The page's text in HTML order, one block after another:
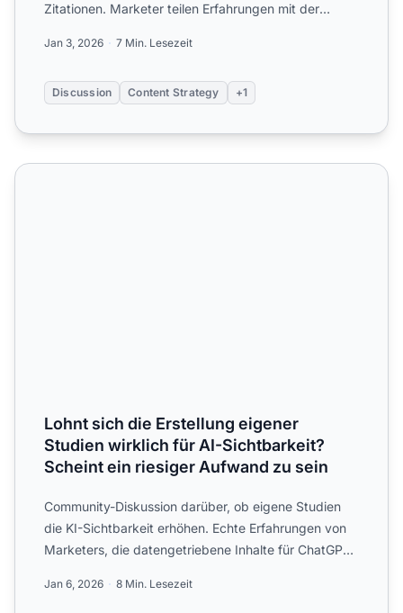
Zitationen. Marketer teilen Erfahrungen mit der
Jan 3, 2026 7 Min. Lesezeit
Discussion Content Strategy +1
Lohnt sich die Erstellung eigener Studien wirklich für AI-
Lohnt sich die Erstellung eigener
Studien wirklich für AI-Sichtbarkeit?
Scheint ein riesiger Aufwand zu sein
Community-Diskussion darüber, ob eigene Studien
die KI-Sichtbarkeit erhöhen. Echte Erfahrungen von
Marketers, die datengetriebene Inhalte für ChatGPT-
Jan 6, 2026 8 Min. Lesezeit